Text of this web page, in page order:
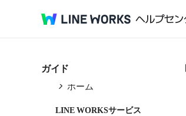
ガイド
サービスガイド
共通
設定
ホーム
LINE WORKSサービス